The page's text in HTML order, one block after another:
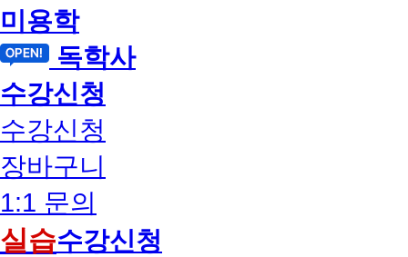
미용학
독학사
수강신청
수강신청
장바구니
1:1 문의
실습수강신청